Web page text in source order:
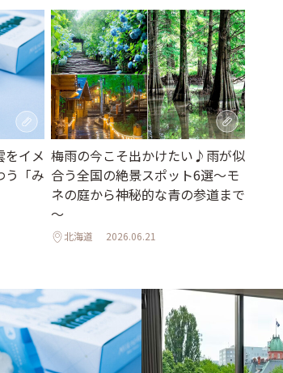
をイメ
う「み
梅雨の今こそ出かけたい♪雨が似
合う全国の絶景スポット6選～モ
ネの庭から神秘的な青の参道まで
～
北海道 2026.06.21